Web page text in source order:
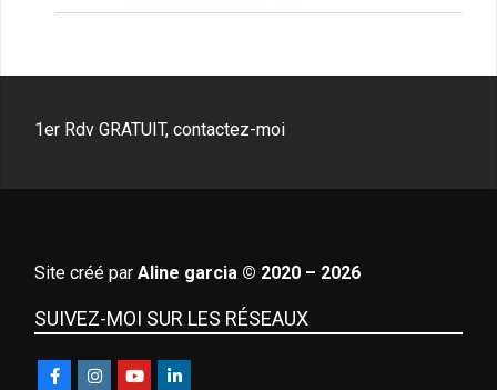
1er Rdv GRATUIT, contactez-moi
Site créé par Aline garcia © 2020 – 2026
SUIVEZ-MOI SUR LES RÉSEAUX